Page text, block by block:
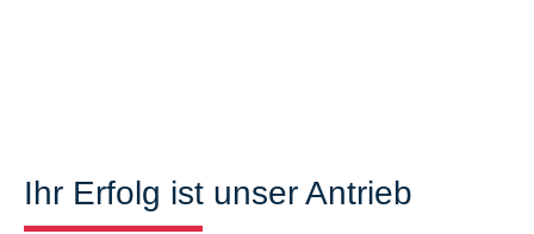
Ihr Erfolg ist unser Antrieb